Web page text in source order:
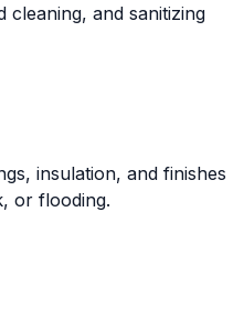
cleaning, and sanitizing
insulation, and finishes
or flooding.